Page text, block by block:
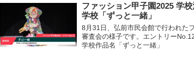
ファッション甲子園2025 学
学校「ずっと一緒」
8月31日、弘前市民会館で行われた
審査会の様子です。エントリー
学校作品名「ずっと一緒」